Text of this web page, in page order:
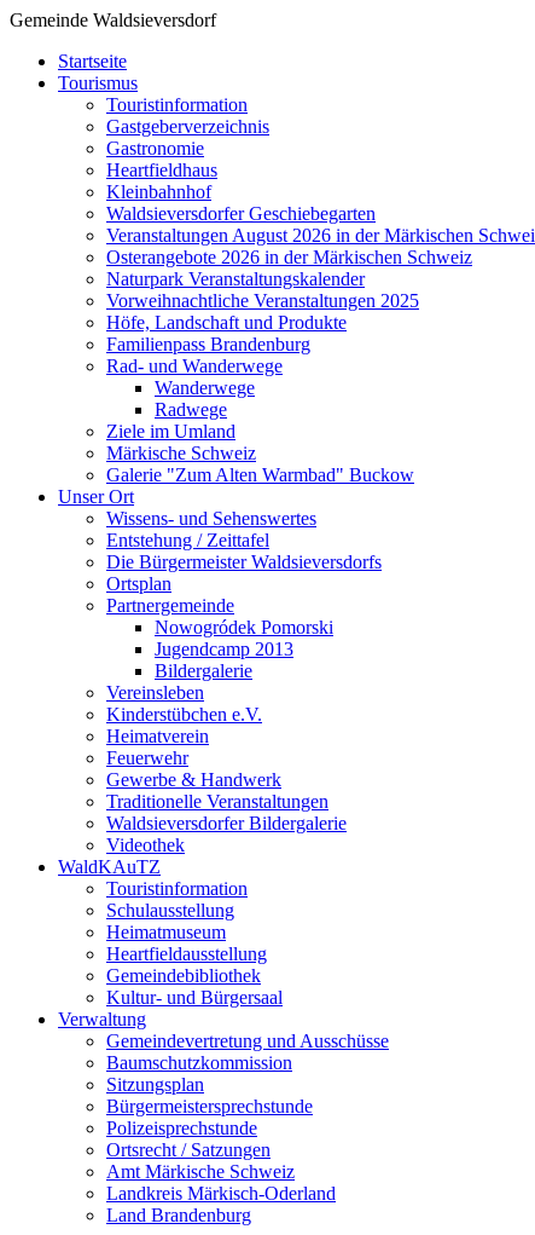
Gemeinde Waldsieversdorf
Startseite
Tourismus
Touristinformation
Gastgeberverzeichnis
Gastronomie
Heartfieldhaus
Kleinbahnhof
Waldsieversdorfer Geschiebegarten
Veranstaltungen August 2026 in der Märkischen
Osterangebote 2026 in der Märkischen Schweiz
Naturpark Veranstaltungskalender
Vorweihnachtliche Veranstaltungen 2025
Höfe, Landschaft und Produkte
Familienpass Brandenburg
Rad- und Wanderwege
Wanderwege
Radwege
Ziele im Umland
Märkische Schweiz
Galerie "Zum Alten Warmbad" Buckow
Unser Ort
Wissens- und Sehenswertes
Entstehung / Zeittafel
Die Bürgermeister Waldsieversdorfs
Ortsplan
Partnergemeinde
Nowogródek Pomorski
Jugendcamp 2013
Bildergalerie
Vereinsleben
Kinderstübchen e.V.
Heimatverein
Feuerwehr
Gewerbe & Handwerk
Traditionelle Veranstaltungen
Waldsieversdorfer Bildergalerie
Videothek
WaldKAuTZ
Touristinformation
Schulausstellung
Heimatmuseum
Heartfieldausstellung
Gemeindebibliothek
Kultur- und Bürgersaal
Verwaltung
Gemeindevertretung und Ausschüsse
Baumschutzkommission
Sitzungsplan
Bürgermeistersprechstunde
Polizeisprechstunde
Ortsrecht / Satzungen
Amt Märkische Schweiz
Landkreis Märkisch-Oderland
Land Brandenburg